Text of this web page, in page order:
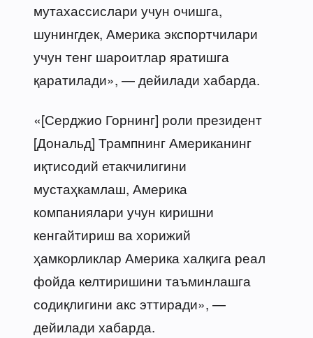
мутахассислари учун очишга,
шунингдек, Америка экспортчилари
учун тенг шароитлар яратишга
қаратилади», — дейилади хабарда.
«[Серджио Горнинг] роли президент
[Дональд] Трампнинг Американинг
иқтисодий етакчилигини
мустаҳкамлаш, Америка
компаниялари учун киришни
кенгайтириш ва хорижий
ҳамкорликлар Америка халқига реал
фойда келтиришини таъминлашга
содиқлигини акс эттиради», —
дейилади хабарда.